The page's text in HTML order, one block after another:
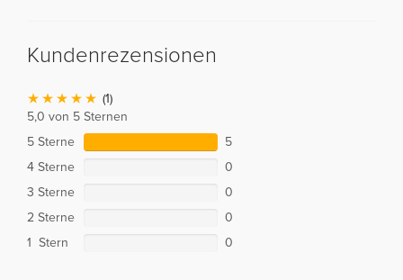
Kundenrezensionen
(1)
5,0 von 5 Sternen
5 Sterne
5
4 Sterne
0
3 Sterne
0
2 Sterne
0
1 Stern
0